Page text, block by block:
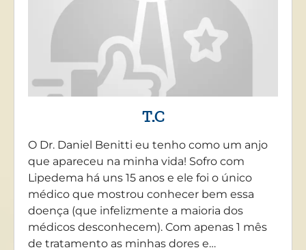
T.C
O Dr. Daniel Benitti eu tenho como um anjo
que apareceu na minha vida! Sofro com
Lipedema há uns 15 anos e ele foi o único
médico que mostrou conhecer bem essa
doença (que infelizmente a maioria dos
médicos desconhecem). Com apenas 1 mês
de tratamento as minhas dores e…